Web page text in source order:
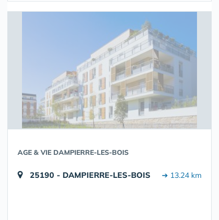
AGE & VIE DAMPIERRE-LES-BOIS
25190 - DAMPIERRE-LES-BOIS ➔ 13.24 km